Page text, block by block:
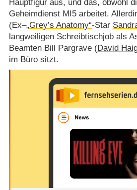
Hauptfigur aus, und das, obwohl
Geheimdienst MI5 arbeitet.
(Ex–„Grey’s Anatomy“-Star
langweiligen Schreibtischjob als
Beamten Bill Pargrave (David
im Büro sitzt.